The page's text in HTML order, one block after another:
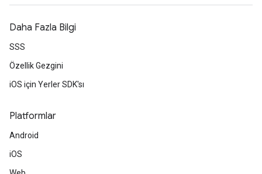
Daha Fazla Bilgi
SSS
Özellik Gezgini
iOS için Yerler SDK'sı
Platformlar
Android
iOS